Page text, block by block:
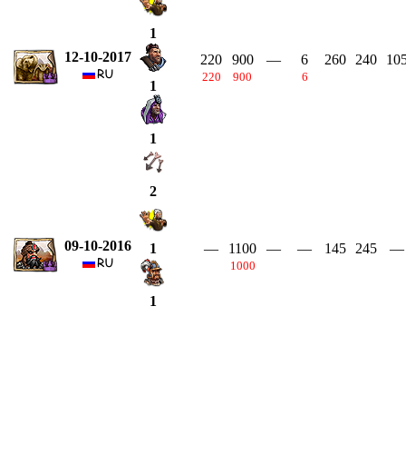
12-10-2017
1
1
1
2
220
220
900
900
— 6
6
260 240
09-10-2016 1
1
— 1100
1000
— — 145 245 —